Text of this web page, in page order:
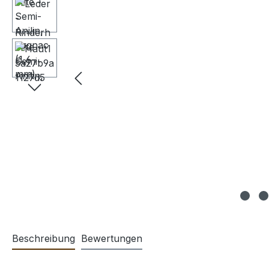
Beschreibung Bewertungen